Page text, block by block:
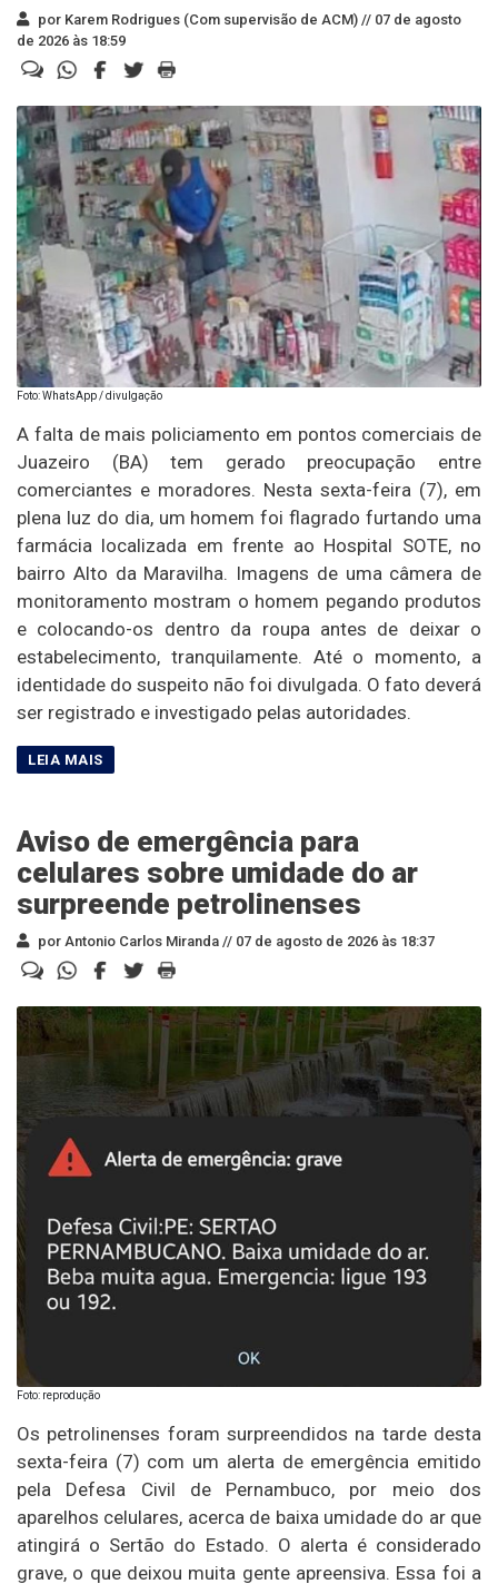
por Karem Rodrigues (Com supervisão de ACM) // 07 de agosto
de 2026 às 18:59
Foto: WhatsApp / divulgação
A falta de mais policiamento em pontos comerciais de
Juazeiro (BA) tem gerado preocupação entre
comerciantes e moradores. Nesta sexta-feira (7), em
plena luz do dia, um homem foi flagrado furtando uma
farmácia localizada em frente ao Hospital SOTE, no
bairro Alto da Maravilha. Imagens de uma câmera de
monitoramento mostram o homem pegando produtos
e colocando-os dentro da roupa antes de deixar o
estabelecimento, tranquilamente. Até o momento, a
identidade do suspeito não foi divulgada. O fato deverá
ser registrado e investigado pelas autoridades.
Aviso de emergência para
celulares sobre umidade do ar
surpreende petrolinenses
por Antonio Carlos Miranda // 07 de agosto de 2026 às 18:37
Foto: reprodução
Os petrolinenses foram surpreendidos na tarde desta
sexta-feira (7) com um alerta de emergência emitido
pela Defesa Civil de Pernambuco, por meio dos
aparelhos celulares, acerca de baixa umidade do ar que
atingirá o Sertão do Estado. O alerta é considerado
grave, o que deixou muita gente apreensiva. Essa foi a